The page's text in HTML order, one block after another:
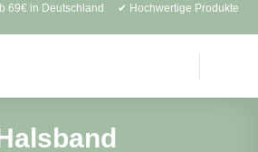
69€ in Deutschland ✔ Hochwertige Produkte